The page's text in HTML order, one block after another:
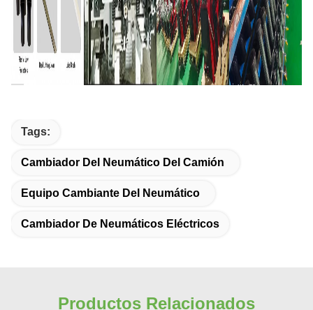
Tags:
Cambiador Del Neumático Del Camión
Equipo Cambiante Del Neumático
Cambiador De Neumáticos Eléctricos
Productos Relacionados